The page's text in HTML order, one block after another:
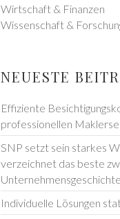
Wirtschaft & Finanzen
Wissenschaft &
NEUESTE
Effiziente
professionellen
SNP setzt sein starkes
verzeichnet das beste
Unternehmensgeschichte
Individuelle Lösungen